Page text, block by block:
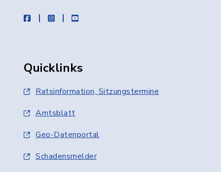
facebookinstagramyoutube
Quicklinks
Ratsinformation, Sitzungstermine
Amtsblatt
Geo-Datenportal
Schadensmelder